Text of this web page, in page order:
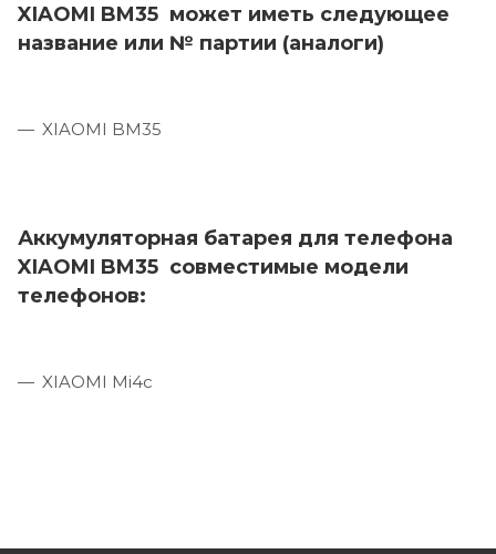
XIAOMI BM35 может иметь следующее
название или № партии (аналоги)
XIAOMI BM35
Аккумуляторная батарея для телефона
XIAOMI BM35 совместимые модели
телефонов:
XIAOMI Mi4c